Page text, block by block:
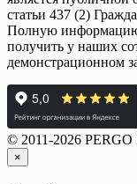
статьи 437 (2)
Полную
получить у наших
демонстрационном
© 2011-2026
×